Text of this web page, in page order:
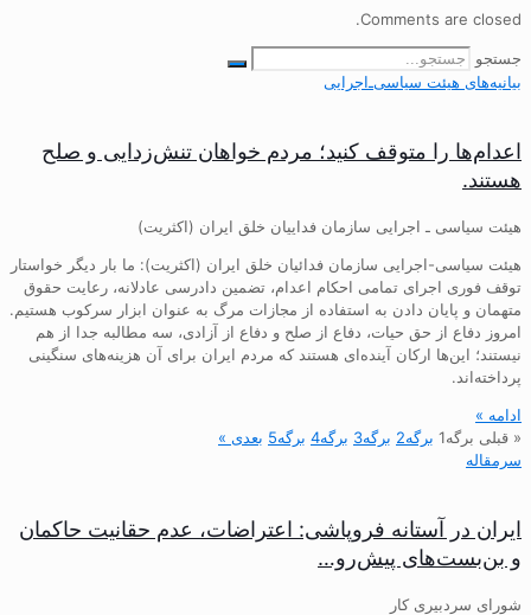
Comments are closed.
جستجو
بیانیه‌های هیئت‌ سیاسی‌ـ‌اجرایی
اعدام‌ها را متوقف کنید؛ مردم خواهان تنش‌زدایی و صلح
هستند.
هیئت سیاسی ـ اجرایی سازمان فداییان خلق ایران (اکثریت)
هیئت سیاسی-اجرایی سازمان فدائیان خلق ایران (اکثریت): ما بار دیگر خواستار
توقف فوری اجرای تمامی احکام اعدام، تضمین دادرسی عادلانه، رعایت حقوق
متهمان و پایان دادن به استفاده از مجازات مرگ به عنوان ابزار سرکوب هستیم.
امروز دفاع از حق حیات، دفاع از صلح و دفاع از آزادی، سه مطالبه جدا از هم
نیستند؛ این‌ها ارکان آینده‌ای هستند که مردم ایران برای آن هزینه‌های سنگینی
پرداخته‌اند.
ادامه »
« قبلی
برگه1 برگه2 برگه3 برگه4 برگه5 بعدی »
سرمقاله
ایران در آستانه فروپاشی: اعتراضات، عدم حقانیت حاکمان
و بن‌بست‌های پیش‌رو…
شورای سردبیری کار